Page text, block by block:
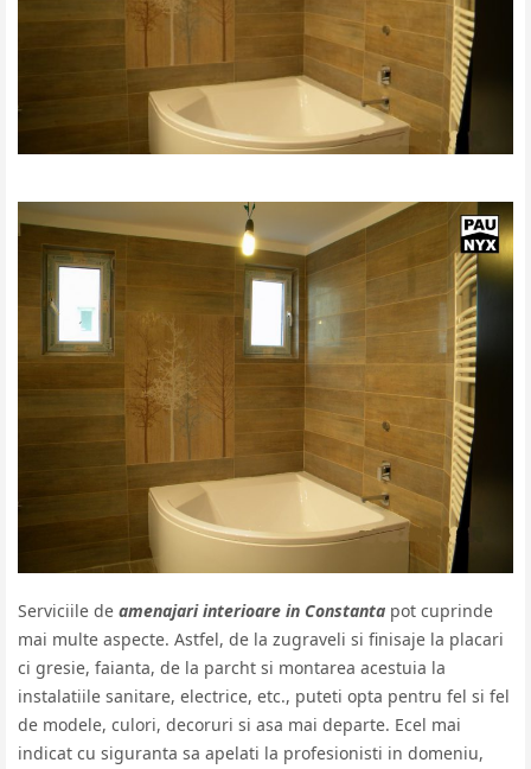
Serviciile de amenajari interioare in Constanta pot cuprinde
mai multe aspecte. Astfel, de la zugraveli si finisaje la placari
ci gresie, faianta, de la parcht si montarea acestuia la
instalatiile sanitare, electrice, etc., puteti opta pentru fel si fel
de modele, culori, decoruri si asa mai departe. Ecel mai
indicat cu siguranta sa apelati la profesionisti in domeniu,